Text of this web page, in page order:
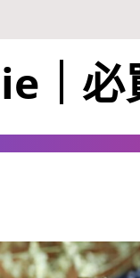
｜必